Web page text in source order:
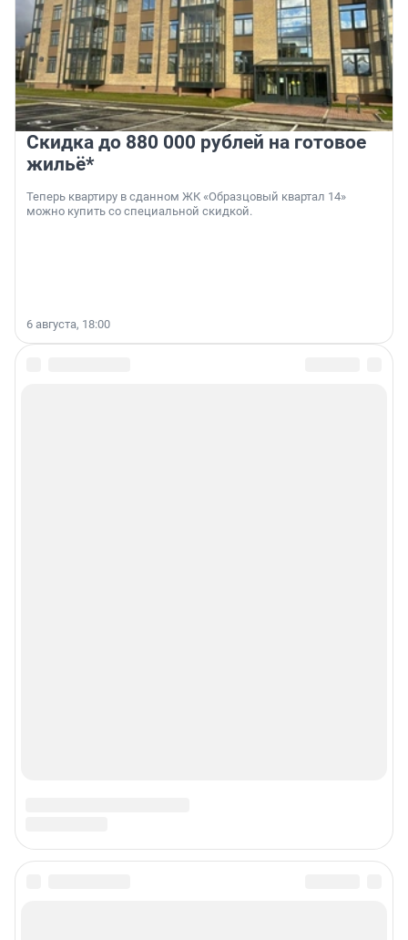
Скидка до 880 000 рублей на готовое
жильё*
Теперь квартиру в сданном ЖК «Образцовый квартал 14»
можно купить со специальной скидкой.
6 августа, 18:00